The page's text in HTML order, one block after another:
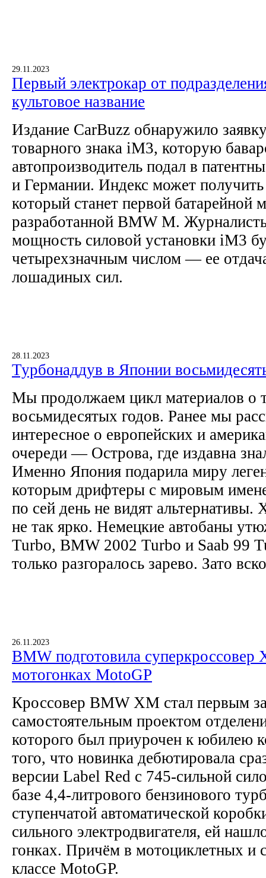
29.11.2023
Первый электрокар от
культовое название
Издание CarBuzz обнаружило
товарного знака iM3, которую
автопроизводитель подал в
и Германии. Индекс может
который станет первой батарейной
разработанной BMW M.
мощность силовой установки iM3
четырехзначным числом — ее
лошадиных сил.
28.11.2023
Турбонаддув в Японии
Мы продолжаем цикл материалов о
восьмидесятых годов. Ранее мы
интересное о европейских и
очереди — Острова, где издавна
Именно Япония подарила миру
которым дрифтеры с мировым
по сей день не видят альтернативы.
не так ярко. Немецкие автобаны
Turbo, BMW 2002 Turbo и Saab 99
только разгоралось зарево. Зато
26.11.2023
BMW подготовила суперкроссовер
мотогонках MotoGP
Кроссовер BMW XM стал первым
самостоятельным проектом
которого был приурочен к юбилею
того, что новинка дебютировала
версии Label Red с 745-сильной
базе 4,4-литрового бензинового
ступенчатой автоматической
сильного электродвигателя, ей
гонках. Причём в мотоциклетных и
классе MotoGP.